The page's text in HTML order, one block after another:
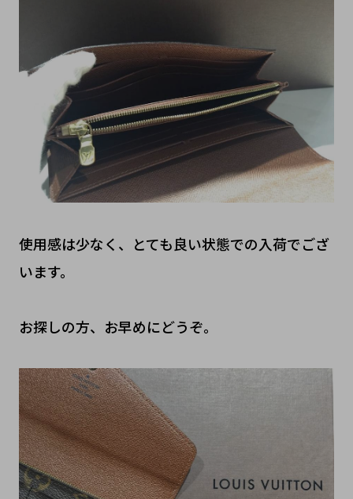
使用感は少なく、とても良い状態での入荷でござ
います。
お探しの方、お早めにどうぞ。